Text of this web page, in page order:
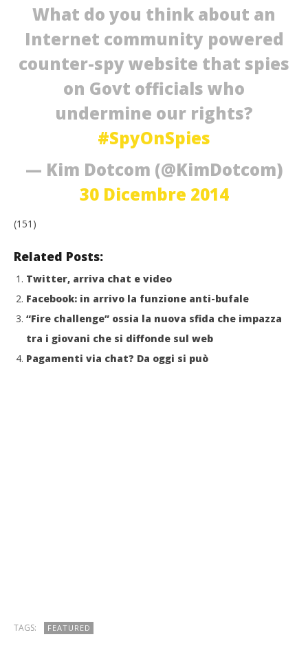
What do you think about an
Internet community powered
counter-spy website that spies
on Govt officials who
undermine our rights?
#SpyOnSpies
— Kim Dotcom (@KimDotcom)
30 Dicembre 2014
(151)
Related Posts:
Twitter, arriva chat e video
Facebook: in arrivo la funzione anti-bufale
“Fire challenge” ossia la nuova sfida che impazza
tra i giovani che si diffonde sul web
Pagamenti via chat? Da oggi si può
TAGS: FEATURED